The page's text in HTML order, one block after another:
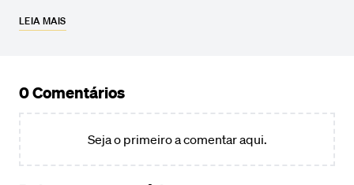
LEIA MAIS
0 Comentários
Seja o primeiro a comentar aqui.